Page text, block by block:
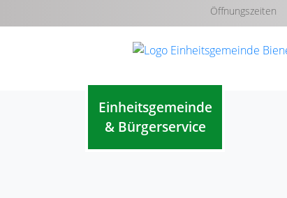
Öffnungszeiten
Einheitsgemeinde
& Bürgerservice